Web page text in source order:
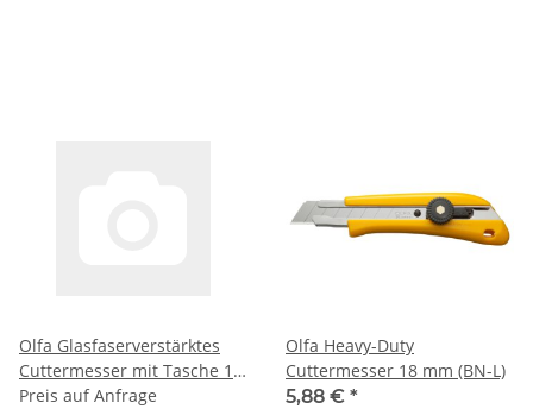
Olfa Glasfaserverstärktes
Cuttermesser mit Tasche 18
mm (L-5/BB-C)
Preis auf Anfrage
Olfa Heavy-Duty
Cuttermesser 18 mm (BN-L)
5,88 € *